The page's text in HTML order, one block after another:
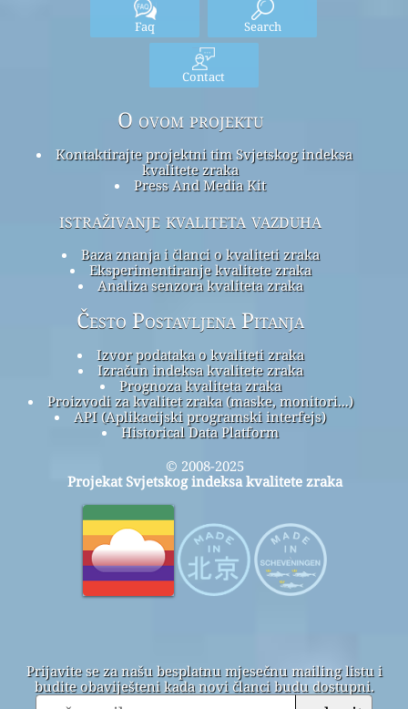
Faq Search
Contact
O ovom projektu
Kontaktirajte projektni tim Svjetskog indeksa
kvalitete zraka
Press And Media Kit
istraživanje kvaliteta vazduha
Baza znanja i članci o kvaliteti zraka
Eksperimentiranje kvalitete zraka
Analiza senzora kvaliteta zraka
Često Postavljena Pitanja
Izvor podataka o kvaliteti zraka
Izračun indeksa kvalitete zraka
Prognoza kvaliteta zraka
Proizvodi za kvalitet zraka (maske, monitori...)
API (Aplikacijski programski interfejs)
Historical Data Platform
© 2008-2025
Projekat Svjetskog indeksa kvalitete zraka
Prijavite se za našu besplatnu mjesečnu mailing listu i
budite obaviješteni kada novi članci budu dostupni.